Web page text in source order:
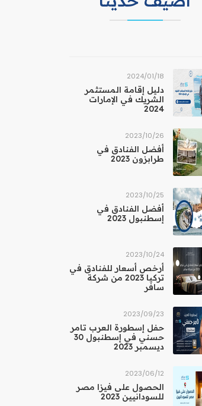
18‏/01‏/2024
دليل إقامة المستثمر
الشريك في الإمارات
2024
26‏/10‏/2023
أفضل الفنادق في
طرابزون 2023
25‏/10‏/2023
أفضل الفنادق في
إسطنبول 2023
24‏/10‏/2023
أرخص أسعار للفنادق في
تركيا 2023 من شركة
سافر
23‏/09‏/2023
حفل إسطورة العرب تامر
حسني في إسطنبول 30
ديسمبر 2023
12‏/06‏/2023
الحصول على فيزا مصر
للسودانيين 2023